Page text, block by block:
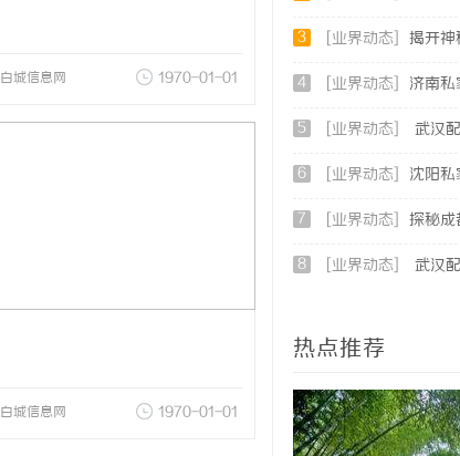
白城信息网 1970-01-01
白城信息网 1970-01-01
3 [业界动态] 揭开神秘面
4 [业界动态] 济南私家侦探
5 [业界动态] 武汉
6 [业界动态] 沈阳私家侦探
7 [业界动态] 探秘成都私
8 [业界动态] 武汉
热点推荐